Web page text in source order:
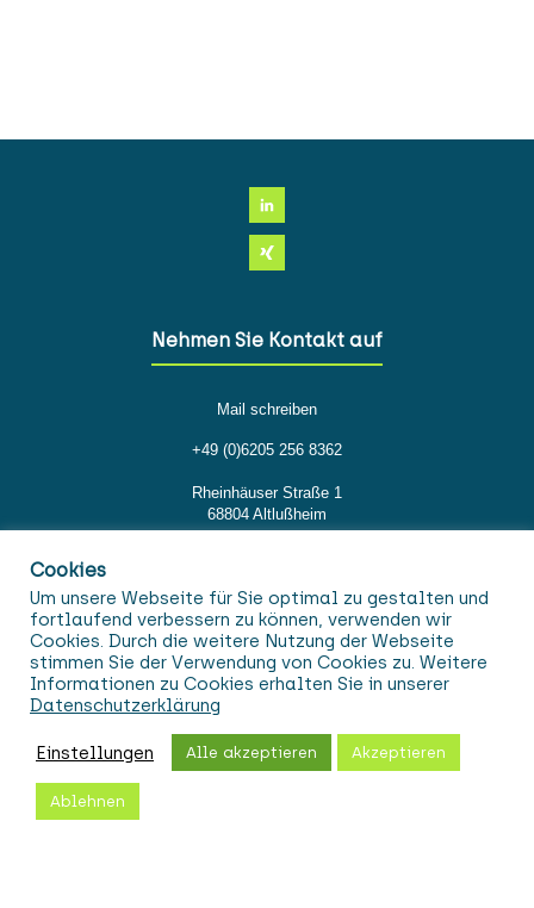
Nehmen Sie Kontakt auf
Mail schreiben
+49 (0)6205 256 8362
Rheinhäuser Straße 1
68804 Altlußheim
Impressum
Datenschutz
AGB
Cookies
Um unsere Webseite für Sie optimal zu gestalten und
fortlaufend verbessern zu können, verwenden wir
Cookies. Durch die weitere Nutzung der Webseite
stimmen Sie der Verwendung von Cookies zu. Weitere
Informationen zu Cookies erhalten Sie in unserer
Datenschutzerklärung
Einstellungen Alle akzeptieren Akzeptieren
Ablehnen